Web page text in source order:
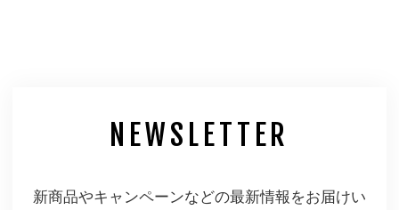
NEWSLETTER
新商品やキャンペーンなどの最新情報をお届けい